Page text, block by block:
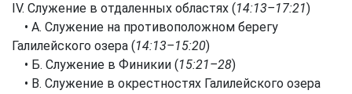
IV. Служение в отдаленных областях (14:13–17:21)
• А. Служение на противоположном берегу
Галилейского озера (14:13–15:20)
• Б. Служение в Финикии (15:21–28)
• В. Служение в окрестностях Галилейского озера